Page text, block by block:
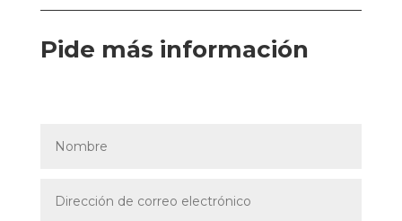
Pide más información